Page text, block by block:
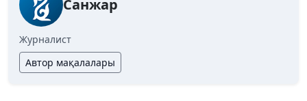
Санжар
Журналист
Автор мақалалары